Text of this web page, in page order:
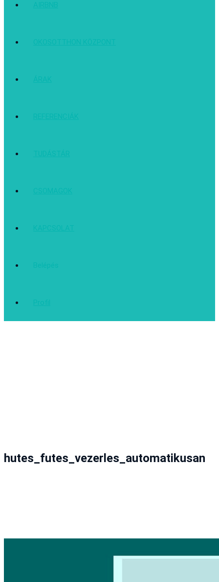
AIRBNB
OKOSOTTHON KÖZPONT
ÁRAK
REFERENCIÁK
TUDÁSTÁR
CSOMAGOK
KAPCSOLAT
Belépés
Profil
hutes_futes_vezerles_automatikusan